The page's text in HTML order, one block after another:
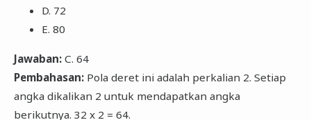
D. 72
E. 80
Jawaban:C. 64
Pembahasan:Pola deret ini adalah perkalian 2. Setiap
angka dikalikan 2 untuk mendapatkan angka
berikutnya. 32 x 2 = 64.